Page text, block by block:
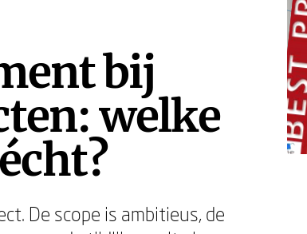
bij
welke
De scope is ambitieus, de